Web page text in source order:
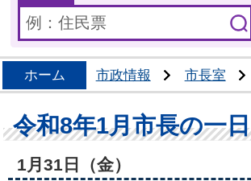
ホーム 市政情報 市長室
令和8年1月市長の一日
1月31日（金）